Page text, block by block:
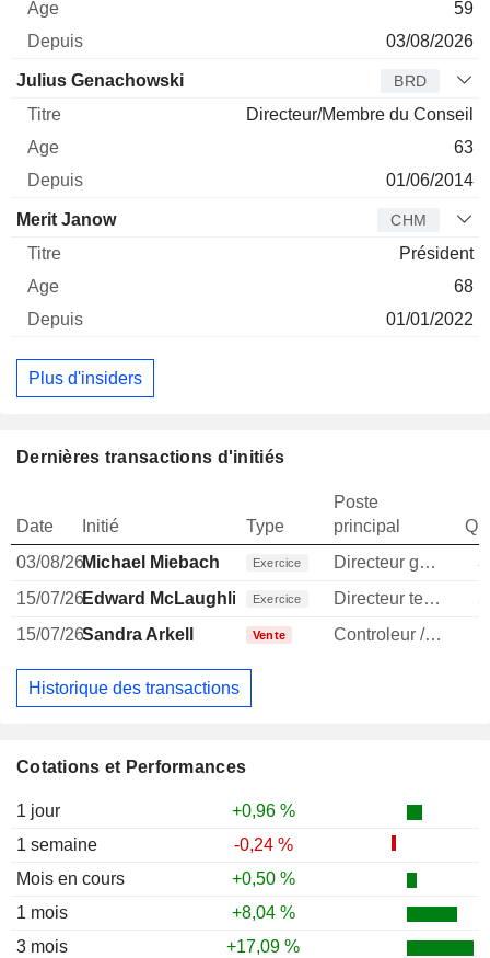
Cotations et Performances
1 jour
+0,96 %
1 semaine
-0,24 %
Mois en cours
+0,50 %
1 mois
+8,04 %
3 mois
+17,09 %
59
03/08/2026
Julius Genachowski BRD
Directeur/Membre du Conseil
63
01/06/2014
Merit Janow CHM
Président
68
01/01/2022
Plus d'insiders
Dernières transactions d'initiés
Date Initié Type
Poste
principal
03/08/26Michael Miebach Exercice Directeur general
15/07/26Edward McLaughlin Exercice Directeur technique
15/07/26Sandra Arkell Vente Controleur / auditeur
Historique des transactions